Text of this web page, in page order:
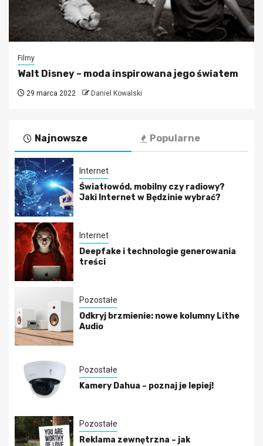
Filmy
Walt Disney – moda inspirowana jego światem
29 marca 2022 Daniel Kowalski
Najnowsze Popularne
Internet
Światłowód, mobilny czy radiowy?
Jaki Internet w Będzinie wybrać?
Internet
Deepfake i technologie generowania
treści
Pozostałe
Odkryj brzmienie: nowe kolumny Lithe
Audio
Pozostałe
Kamery Dahua – poznaj je lepiej!
Pozostałe
Reklama zewnętrzna – jak